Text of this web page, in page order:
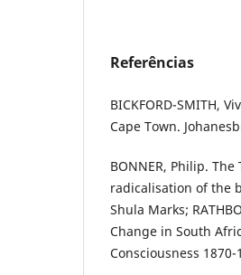
Referências
BICKFORD-SMITH,
Cape Town.
BONNER, Philip.
radicalisation of the
Shula Marks;
Change in South
Consciousness